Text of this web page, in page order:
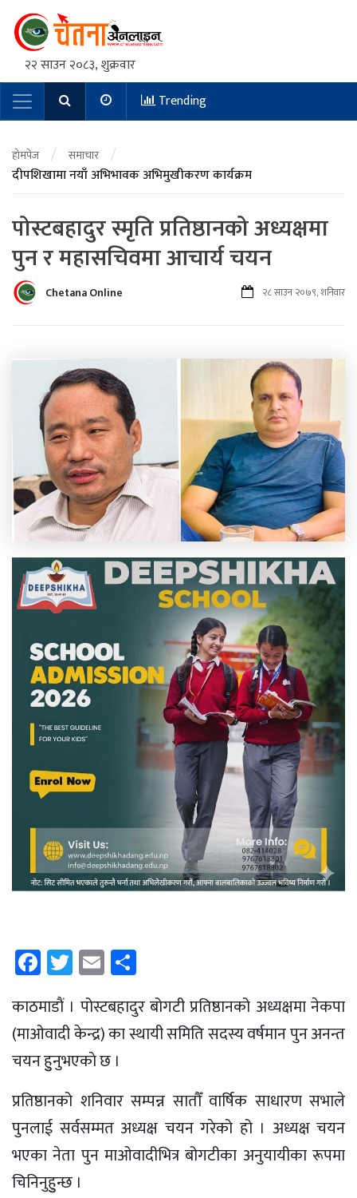
२२ साउन २०८३, शुक्रवार
Main NavigationTrending
होमपेज / समाचार /
दीपशिखामा नयाँ अभिभावक अभिमुखीकरण कार्यक्रम
पोस्टबहादुर स्मृति प्रतिष्ठानको अध्यक्षमा
पुन र महासचिवमा आचार्य चयन
Chetana Online २८ साउन २०७९, शनिवार
Facebook
Twitter
Email
काठमाडाैं । पोस्टबहादुर बोगटी प्रतिष्ठानको अध्यक्षमा नेकपा
(माओवादी केन्द्र) का स्थायी समिति सदस्य वर्षमान पुन अनन्त
चयन हुुनुभएकाे छ ।
प्रतिष्ठानको शनिवार सम्पन्न सातौँ वार्षिक साधारण सभाले
पुनलाई सर्वसम्मत अध्यक्ष चयन गरेको हो । अध्यक्ष चयन
भएका नेता पुन माओवादीभित्र बोगटीका अनुयायीका रूपमा
चिनिनुहुुन्छ ।